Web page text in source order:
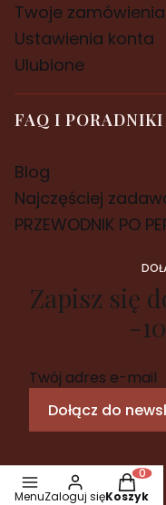
Twoje zamówienia
Ustawienia konta
Ulubione
FAQ I PORADNIKI
Blog
Najczęściej
PRZEWODNIK PO
Zapisz się
-
Twój adres e-mail
Dołącz do
MenuZaloguj sięKoszyk